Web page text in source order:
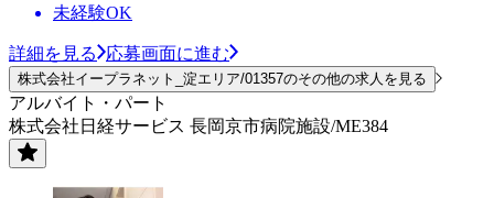
未経験OK
詳細を見る 応募画面に進む
株式会社イープラネット_淀エリア/01357のその他の求人を見る
アルバイト・パート
株式会社日経サービス 長岡京市病院施設/ME384